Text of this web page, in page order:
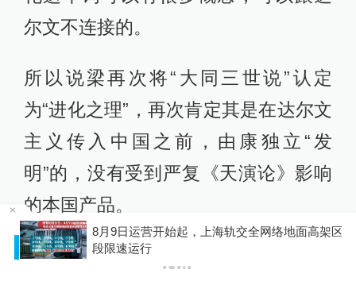
其至异者，以资考识新理耳。入门即
见达尔文、赫胥黎石像，为之欣悦，
如见故人。赫君发天演之微言，达生
创物化之新理。哲学既昌，耶教上帝
造人之说遂坠。他日大教之倒以区区
生物之理，此破落之所关，亦至巨
哉。二生之说，在欧土为新发明，然
鄙人二十余年未读一字西书，穷推物
化，皆在天人自然之推排，而人力抗
8月9日运营开始起，上海轨交全网络地面高架区
段限速运行